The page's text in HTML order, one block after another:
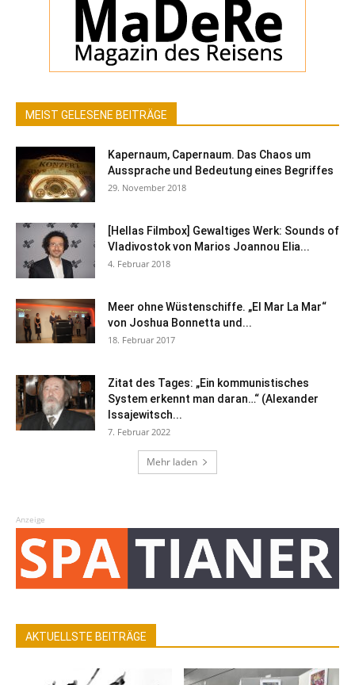
MEIST GELESENE BEITRÄGE
Kapernaum, Capernaum. Das Chaos um
Aussprache und Bedeutung eines Begriffes
29. November 2018
[Hellas Filmbox] Gewaltiges Werk: Sounds of
Vladivostok von Marios Joannou Elia...
4. Februar 2018
Meer ohne Wüstenschiffe. „El Mar La Mar“
von Joshua Bonnetta und...
18. Februar 2017
Zitat des Tages: „Ein kommunistisches
System erkennt man daran…“ (Alexander
Issajewitsch...
7. Februar 2022
Mehr laden
Anzeige
AKTUELLSTE BEITRÄGE